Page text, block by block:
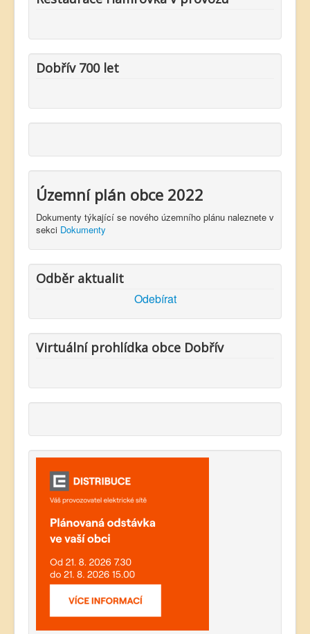
Dobřív 700 let
Územní plán obce 2022
Dokumenty týkající se nového územního plánu naleznete v
sekci Dokumenty
Odběr aktualit
Odebírat
Virtuální prohlídka obce Dobřív